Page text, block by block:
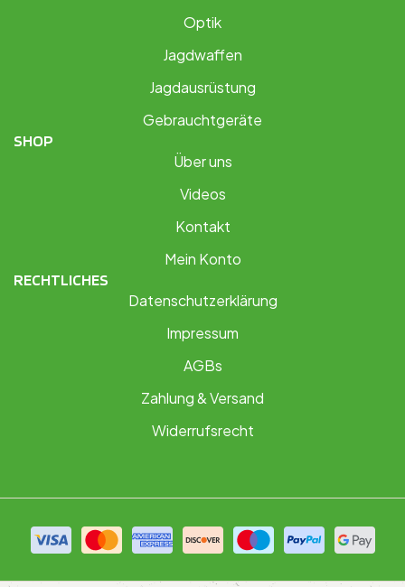
Optik
Jagdwaffen
Jagdausrüstung
Gebrauchtgeräte
SHOP
Über uns
Videos
Kontakt
Mein Konto
RECHTLICHES
Datenschutzerklärung
Impressum
AGBs
Zahlung & Versand
Widerrufsrecht